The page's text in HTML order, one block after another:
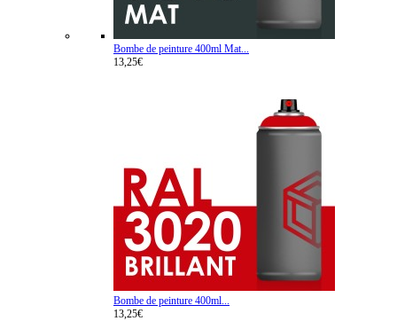
Bombe de peinture 400ml Mat...
13,25€
Bombe de peinture 400ml...
13,25€